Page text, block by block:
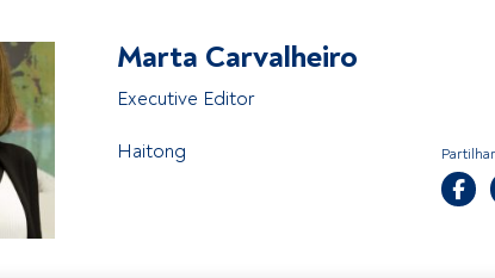
Marta Carvalheiro
Executive Editor
Haitong